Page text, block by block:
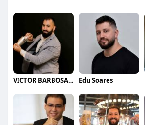
VICTOR BARBOSA QUARANTA Edu Soares